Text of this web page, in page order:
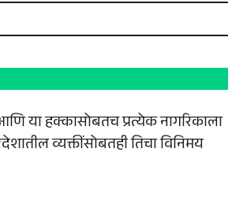
या हक्कासोबतच प्रत्येक नागरिकाला
व्यक्तींसोबतही तिचा विनिमय